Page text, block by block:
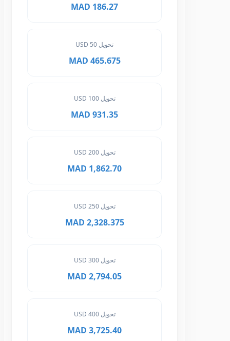
186.27 MAD
465.675 MAD
تحويل 100 USD
931.35 MAD
تحويل 200 USD
1,862.70 MAD
تحويل 250 USD
2,328.375 MAD
تحويل 300 USD
2,794.05 MAD
تحويل 400 USD
3,725.40 MAD